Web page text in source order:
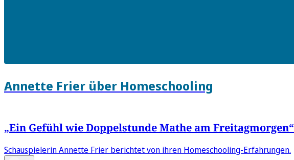
Annette Frier über Homeschooling
„Ein Gefühl wie Doppelstunde Mathe am Freitagmorgen“
Schauspielerin Annette Frier berichtet von ihren Homeschooling-Erfahrungen.